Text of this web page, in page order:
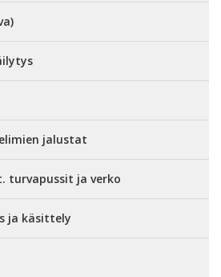
jalustat
turvapussit ja verko
ja käsittely